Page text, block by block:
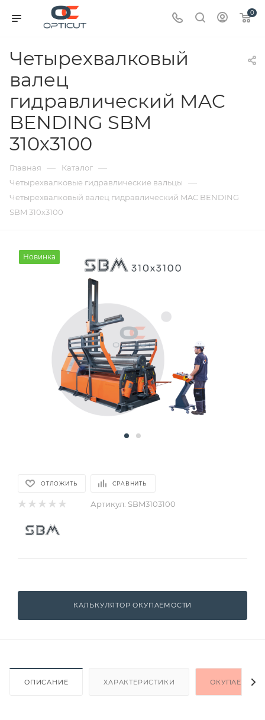
0
Четырехвалковый
валец
гидравлический MAC
BENDING SBM
310х3100
Главная — Каталог —
Четырехвалковые гидравлические вальцы —
Четырехвалковый валец гидравлический MAC BENDING
SBM 310х3100
Новинка
ОТЛОЖИТЬ СРАВНИТЬ
Артикул: SBM3103100
КАЛЬКУЛЯТОР ОКУПАЕМОСТИ
ОПИСАНИЕ ХАРАКТЕРИСТИКИ